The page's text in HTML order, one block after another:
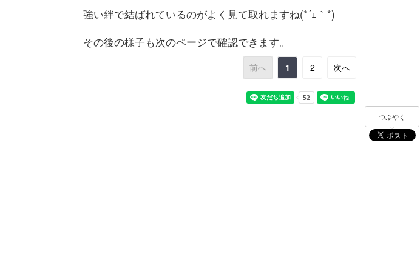
強い絆で結ばれているのがよく見て取れますね(*´ｪ｀*)
その後の様子も次のページで確認できます。
前へ 1 2 次へ
つぶやく